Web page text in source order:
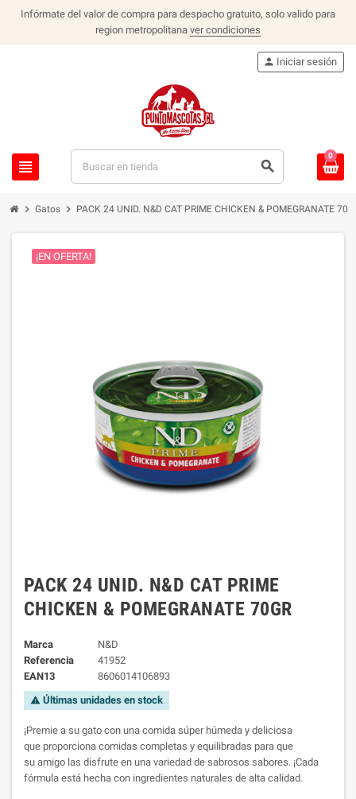
Infórmate del valor de compra para despacho gratuito, solo valido para
region metropolitana ver condiciones
view_headline search
person Iniciar sesión
0
chevron_right Gatos chevron_right PACK 24 UNID. N&D CAT PRIME CHICKEN & POMEGRANATE
¡EN OFERTA!
PACK 24 UNID. N&D CAT PRIME
CHICKEN & POMEGRANATE 70GR
Marca
N&D
Referencia
41952
EAN13
8606014106893
warning Últimas unidades en stock
¡Premie a su gato con una comida súper húmeda y deliciosa
que proporciona comidas completas y equilibradas para que
su amigo las disfrute en una variedad de sabrosos sabores. ¡Cada
fórmula está hecha con ingredientes naturales de alta calidad.